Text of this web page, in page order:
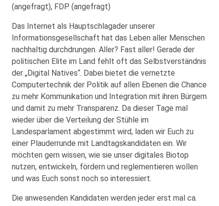
(angefragt), FDP (angefragt)
Das Internet als Hauptschlagader unserer
Informationsgesellschaft hat das Leben aller Menschen
nachhaltig durchdrungen. Aller? Fast aller! Gerade der
politischen Elite im Land fehlt oft das Selbstverständnis
der „Digital Natives“. Dabei bietet die vernetzte
Computertechnik der Politik auf allen Ebenen die Chance
zu mehr Kommunikation und Integration mit ihren Bürgern
und damit zu mehr Transparenz. Da dieser Tage mal
wieder über die Verteilung der Stühle im
Landesparlament abgestimmt wird, laden wir Euch zu
einer Plauderrunde mit Landtagskandidaten ein. Wir
möchten gern wissen, wie sie unser digitales Biotop
nutzen, entwickeln, fördern und reglementieren wollen
und was Euch sonst noch so interessiert.
Die anwesenden Kandidaten werden jeder erst mal ca.